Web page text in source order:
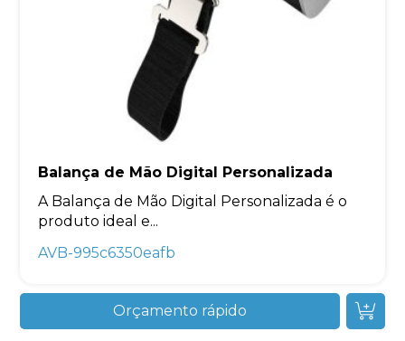
Balança de Mão Digital Personalizada
A Balança de Mão Digital Personalizada é o
produto ideal e...
AVB-995c6350eafb
Orçamento rápido